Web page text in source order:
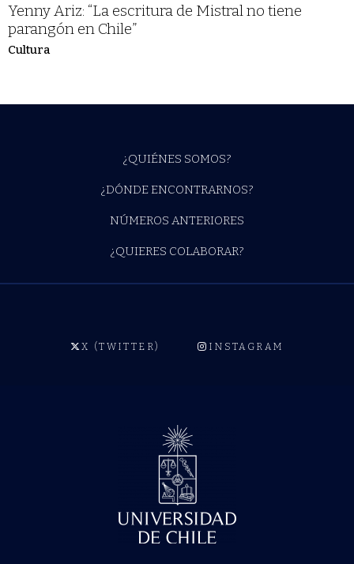
Yenny Ariz: “La escritura de Mistral no tiene
parangón en Chile”
Cultura
¿QUIÉNES SOMOS?
¿DÓNDE ENCONTRARNOS?
NÚMEROS ANTERIORES
¿QUIERES COLABORAR?
X (TWITTER) INSTAGRAM